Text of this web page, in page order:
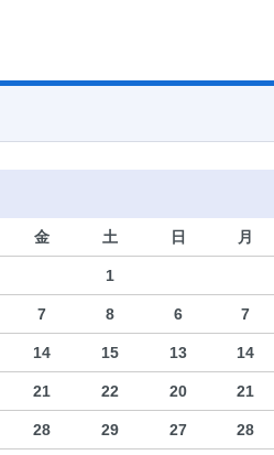
金 土
1
7 8
14 15
21 22
28 29
日 月
6 7
13 14
20 21
27 28